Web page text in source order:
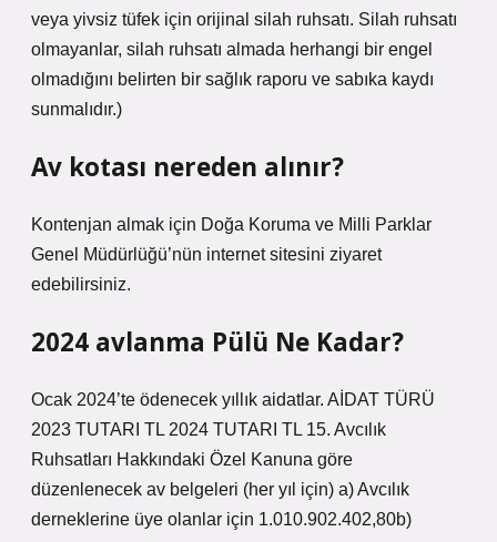
veya yivsiz tüfek için orijinal silah ruhsatı. Silah ruhsatı
olmayanlar, silah ruhsatı almada herhangi bir engel
olmadığını belirten bir sağlık raporu ve sabıka kaydı
sunmalıdır.)
Av kotası nereden alınır?
Kontenjan almak için Doğa Koruma ve Milli Parklar
Genel Müdürlüğü’nün internet sitesini ziyaret
edebilirsiniz.
2024 avlanma Pülü Ne Kadar?
Ocak 2024’te ödenecek yıllık aidatlar. AİDAT TÜRÜ
2023 TUTARI TL 2024 TUTARI TL 15. Avcılık
Ruhsatları Hakkındaki Özel Kanuna göre
düzenlenecek av belgeleri (her yıl için) a) Avcılık
derneklerine üye olanlar için 1.010.902.402,80b)